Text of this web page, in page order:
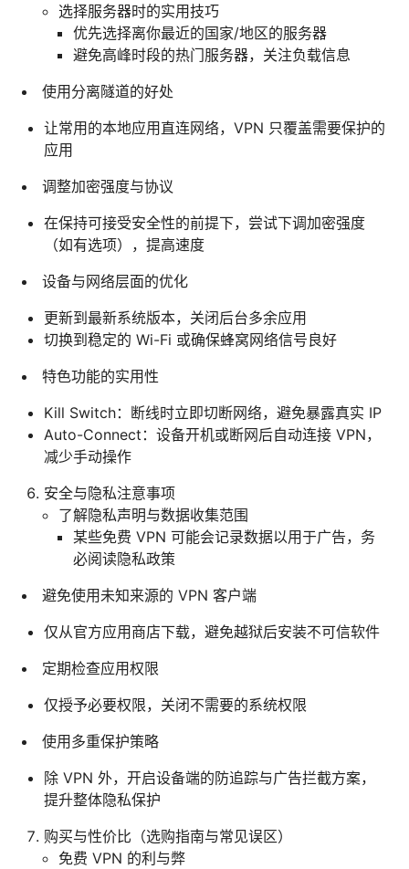
选择服务器时的实用技巧
优先选择离你最近的国家/地区的服务器
避免高峰时段的热门服务器，关注负载信息
使用分离隧道的好处
让常用的本地应用直连网络，VPN 只覆盖需要保护的
应用
调整加密强度与协议
在保持可接受安全性的前提下，尝试下调加密强度
（如有选项），提高速度
设备与网络层面的优化
更新到最新系统版本，关闭后台多余应用
切换到稳定的 Wi-Fi 或确保蜂窝网络信号良好
特色功能的实用性
Kill Switch：断线时立即切断网络，避免暴露真实 IP
Auto-Connect：设备开机或断网后自动连接 VPN，
减少手动操作
安全与隐私注意事项
了解隐私声明与数据收集范围
某些免费 VPN 可能会记录数据以用于广告，务
必阅读隐私政策
避免使用未知来源的 VPN 客户端
仅从官方应用商店下载，避免越狱后安装不可信软件
定期检查应用权限
仅授予必要权限，关闭不需要的系统权限
使用多重保护策略
除 VPN 外，开启设备端的防追踪与广告拦截方案，
提升整体隐私保护
购买与性价比（选购指南与常见误区）
免费 VPN 的利与弊